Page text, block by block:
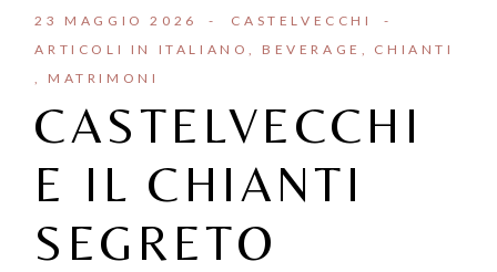
23 MAGGIO 2026
CASTELVECCHI
ARTICOLI IN ITALIANO
BEVERAGE
CHIANTI
MATRIMONI
CASTELVECCHI
E IL CHIANTI
SEGRETO